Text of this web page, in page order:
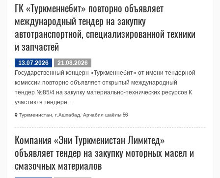
ГК «Туркменнебит» повторно объявляет
международный тендер на закупку
автотранспортной, специализированной техники
и запчастей
13.07.2026
21.08.2026
Государственный концерн «Туркменнебит» от имени тендерной
комиссии повторно объявляет открытый международный
тендер №85/4 на закупку материально-технических ресурсов К
участию в тендере...
Туркменистан, г.Ашхабад, Арчабил шаёлы 56
Компания «Эни Туркменистан Лимитед»
объявляет тендер на закупку моторных масел и
смазочных материалов